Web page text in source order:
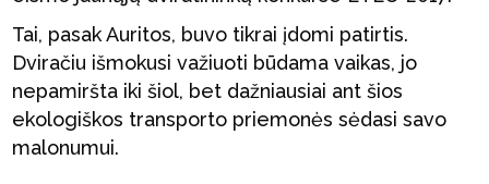
Tai, pasak Auritos, buvo tikrai įdomi patirtis.
Dviračiu išmokusi važiuoti būdama vaikas, jo
nepamiršta iki šiol, bet dažniausiai ant šios
ekologiškos transporto priemonės sėdasi savo
malonumui.